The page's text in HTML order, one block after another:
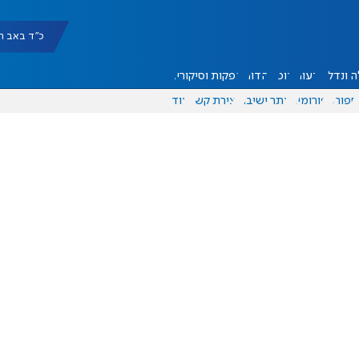
כ"ד באב תשפ"ו
ונדל"ן דעות אוכל יהדות הפקות וסיקורים
ספורט פורומים אתר ישיבה יצירת קשר עוד